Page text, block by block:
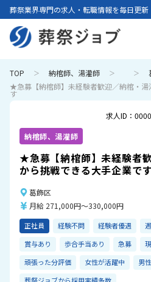
葬祭業界専門の求人・転職情報を毎日更新
TOP 納棺師、湯灌師
★急募【納棺師】未経験者歓迎／納棺・
す
求人ID：
納棺師、湯灌師
★急募【納棺師】未経験者
から挑戦できる大手企業です
葛飾区
月給 271,000円～330,000円
正社員 経験不問 経験者優遇
賞与あり
歩合手当あり 急募
頑張った分評価
女性が活躍中
男